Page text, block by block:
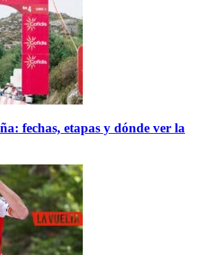
fechas, etapas y dónde ver la